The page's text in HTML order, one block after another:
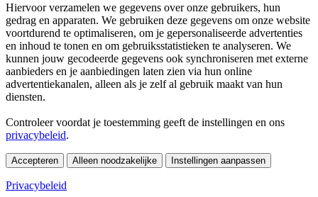
Hiervoor verzamelen we gegevens over onze gebruikers, hun
gedrag en apparaten. We gebruiken deze gegevens om onze website
voortdurend te optimaliseren, om je gepersonaliseerde advertenties
en inhoud te tonen en om gebruiksstatistieken te analyseren. We
kunnen jouw gecodeerde gegevens ook synchroniseren met externe
aanbieders en je aanbiedingen laten zien via hun online
advertentiekanalen, alleen als je zelf al gebruik maakt van hun
diensten.
Controleer voordat je toestemming geeft de instellingen en ons
privacybeleid.
Accepteren Alleen noodzakelijke Instellingen aanpassen
Privacybeleid